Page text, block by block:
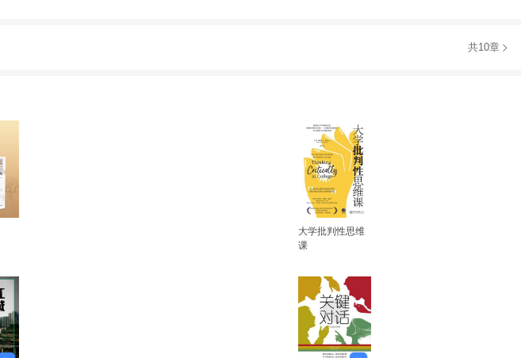
共10章
大学批判性思维
课